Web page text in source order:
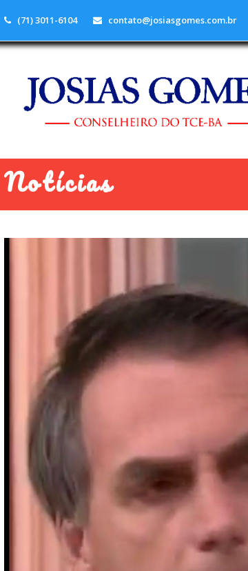
(71) 3011-6104 contato@josiasgomes.com.br
Notícias